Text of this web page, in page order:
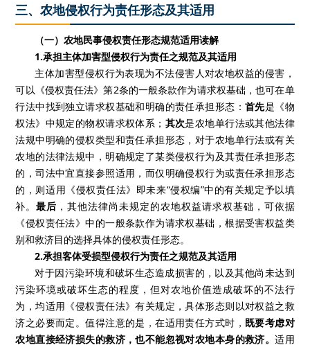
三、农地侵权行为责任形态及其适用
（一）农地民事侵权责任形态规范适用读解
1.承担主体加害型侵权行为责任之规范及其适用
主体加害型侵权行为表现为不法侵害人对农地权益的侵害，
可以《侵权责任法》第2条的一般条款作为请求权基础，也可在单
行法中找到独立请求权基础和明确的责任承担形态： 首先是《物
权法》中规定的物权请求权体系； 其次是农地单行法或其他法律
法规中明确的侵权类型和责任承担形态，对于农地单行法或有关
农地的法律法规中，明确规定了某类侵权行为及其责任承担形态
的，司法中宜直接参照适用，而仅明确侵权行为或责任承担形态
的，则适用《侵权责任法》即未来“侵权编”中的有关规定予以填
补。最后 ，其他法律尚未规定的农地权益请求权基础，可依据
《侵权责任法》中的一般条款作为请求权基础，根据受害权益类
别和救济目的选择具体的侵权责任形态。
2.承担客体受损型侵权行为责任之规范及其适用
对于因污染环境和破坏生态造成损害的，以及其他尚未达到
污染环境或破坏生态的程度，但对农地价值造成破坏的不法行
为，均适用《侵权责任法》有关规定，具体形态则以对权益之救
济之必要而定。值得注意的是，在适用责任方式时， 既要考虑对
农地直接经济损失的救济，也不能忽视对农地本身的救济。适用